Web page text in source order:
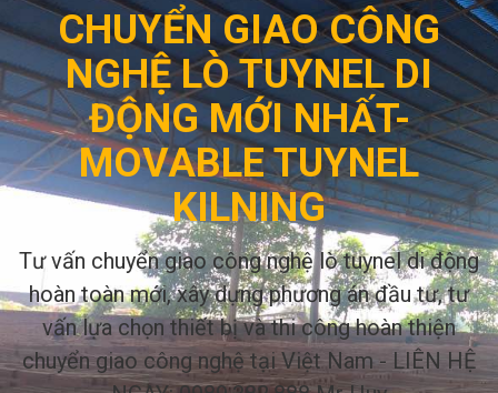
CHUYỂN GIAO CÔNG
NGHỆ LÒ TUYNEL DI
ĐỘNG MỚI NHẤT-
MOVABLE TUYNEL
KILNING
Tư vấn chuyển giao công nghệ lò tuynel di động
hoàn toàn mới, xây dựng phương án đầu tư, tư
vấn lựa chọn thiết bị và thi công hoàn thiện
chuyển giao công nghệ tại Việt Nam - LIÊN HỆ